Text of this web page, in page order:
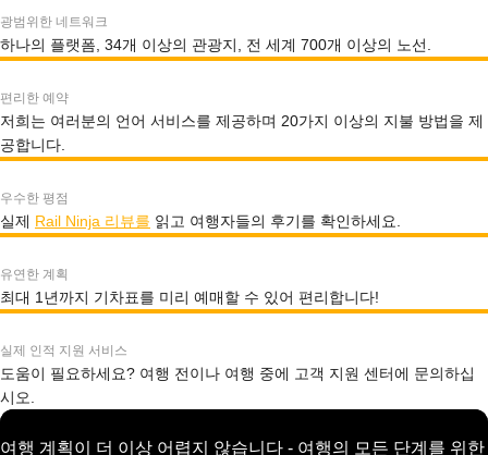
광범위한 네트워크
하나의 플랫폼, 34개 이상의 관광지, 전 세계 700개 이상의 노선.
편리한 예약
저희는 여러분의 언어 서비스를 제공하며 20가지 이상의 지불 방법을 제
공합니다.
우수한 평점
실제 Rail Ninja 리뷰를 읽고 여행자들의 후기를 확인하세요.
유연한 계획
최대 1년까지 기차표를 미리 예매할 수 있어 편리합니다!
실제 인적 지원 서비스
도움이 필요하세요? 여행 전이나 여행 중에 고객 지원 센터에 문의하십
시오.
여행 계획이 더 이상 어렵지 않습니다 - 여행의 모든 단계를 위한